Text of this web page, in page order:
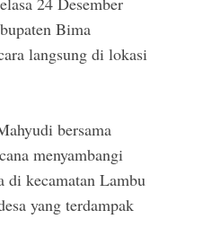
Bima
langsung di lokasi
bersama
menyambangi
di kecamatan Lambu
yang terdampak